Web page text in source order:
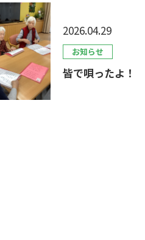
2026.04.29
お知らせ
皆で唄ったよ！